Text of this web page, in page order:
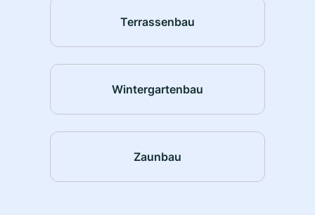
Terrassenbau
Wintergartenbau
Zaunbau